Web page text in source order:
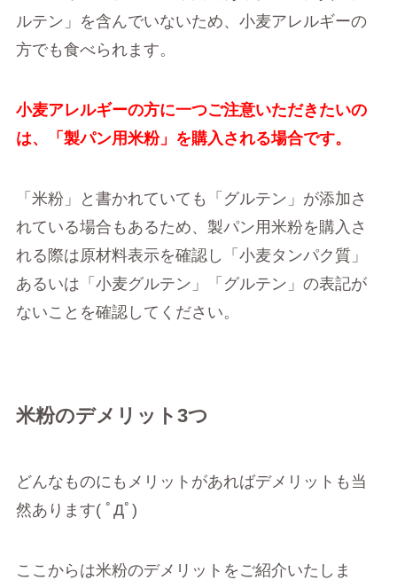
ルテン」を含んでいないため、小麦アレルギーの
方でも食べられます。
小麦アレルギーの方に一つご注意いただきたいの
は、「製パン用米粉」を購入される場合です。
「米粉」と書かれていても「グルテン」が添加さ
れている場合もあるため、製パン用米粉を購入さ
れる際は原材料表示を確認し「小麦タンパク質」
あるいは「小麦グルテン」「グルテン」の表記が
ないことを確認してください。
米粉のデメリット3つ
どんなものにもメリットがあればデメリットも当
然あります( ﾟДﾟ)
ここからは米粉のデメリットをご紹介いたしま